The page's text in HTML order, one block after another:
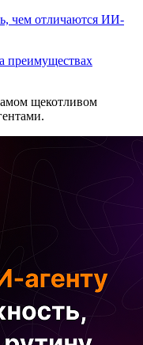
чем отличаются ИИ-
преимуществах
щекотливом